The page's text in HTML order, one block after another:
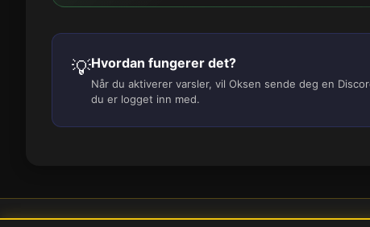
💡Hvordan fungerer det?
Når du aktiverer varsler, vil Oksen sende deg en
du er logget inn med.